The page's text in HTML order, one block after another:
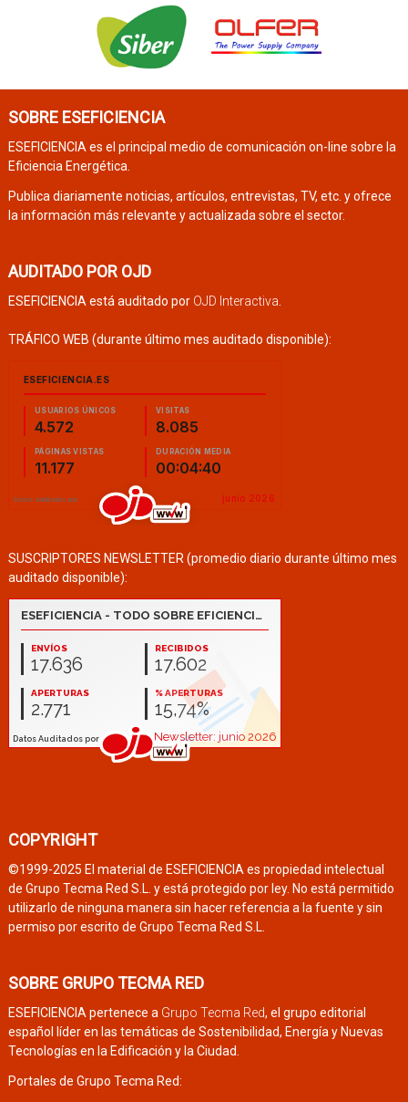
SOBRE ESEFICIENCIA
ESEFICIENCIA es el principal medio de comunicación on-line sobre la
Eficiencia Energética.
Publica diariamente noticias, artículos, entrevistas, TV, etc. y ofrece
la información más relevante y actualizada sobre el sector.
AUDITADO POR OJD
ESEFICIENCIA está auditado por OJD Interactiva
TRÁFICO WEB (durante último mes auditado disponible):
SUSCRIPTORES NEWSLETTER (promedio diario durante último mes
auditado disponible):
COPYRIGHT
©1999-2025 El material de ESEFICIENCIA es propiedad intelectual
de Grupo Tecma Red S.L. y está protegido por ley. No está permitido
utilizarlo de ninguna manera sin hacer referencia a la fuente y sin
permiso por escrito de Grupo Tecma Red S.L.
SOBRE GRUPO TECMA RED
ESEFICIENCIA pertenece a Grupo Tecma Red, el grupo editorial
español líder en las temáticas de Sostenibilidad, Energía y Nuevas
Tecnologías en la Edificación y la Ciudad.
Portales de Grupo Tecma Red: